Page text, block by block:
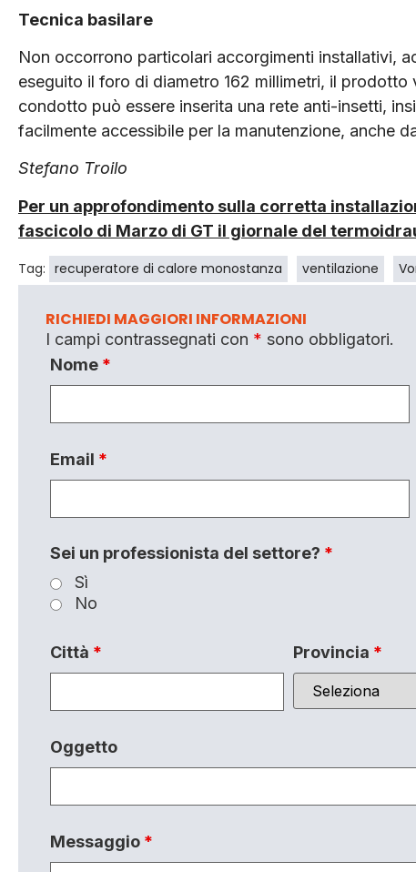
Tecnica basilare
Non occorrono particolari accorgimenti installativi,
eseguito il foro di diametro 162 millimetri, il
condotto può essere inserita una rete anti-insetti,
facilmente accessibile per la manutenzione, anche
Stefano Troilo
Per un approfondimento sulla corretta
fascicolo di Marzo di GT il giornale del
Tag: recuperatore di calore monostanza ventilazione
RICHIEDI MAGGIORI INFORMAZIONI
I campi contrassegnati con * sono obbligatori.
Nome *
Email *
Sei un professionista del settore? *
Sì
No
Città * Provincia *
Oggetto
Messaggio *